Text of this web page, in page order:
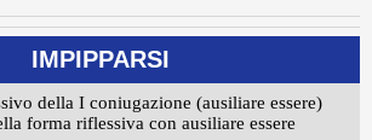
IMPIPPARSI
della I coniugazione (ausiliare essere)
forma riflessiva con ausiliare essere